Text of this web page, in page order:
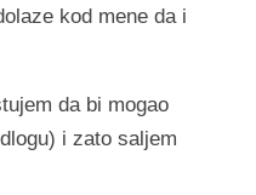
kod mene da i
da bi mogao
i zato saljem